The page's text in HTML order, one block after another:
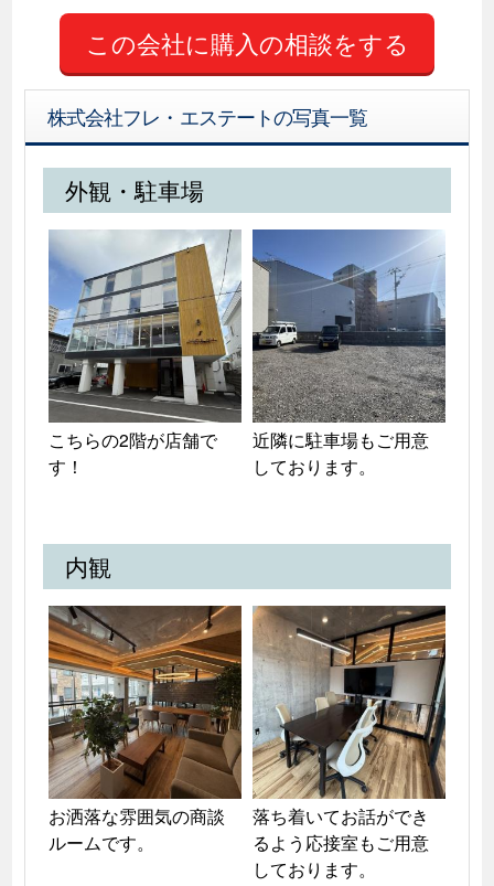
この会社に購入の相談をする
株式会社フレ・エステートの写真一覧
外観・駐車場
こちらの2階が店舗で
す！
近隣に駐車場もご用意
しております。
内観
お洒落な雰囲気の商談
ルームです。
落ち着いてお話ができ
るよう応接室もご用意
しております。